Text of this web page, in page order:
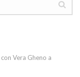
Vera Gheno a